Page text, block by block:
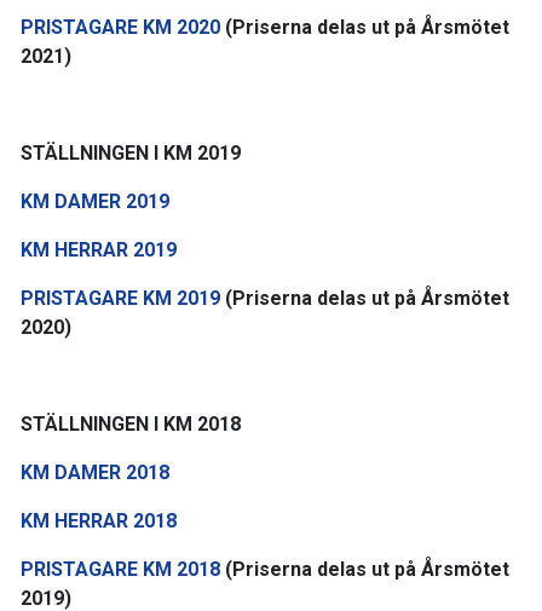
PRISTAGARE KM 2020 (Priserna delas ut på Årsmötet
2021)
STÄLLNINGEN I KM 2019
KM DAMER 2019
KM HERRAR 2019
PRISTAGARE KM 2019 (Priserna delas ut på Årsmötet
2020)
STÄLLNINGEN I KM 2018
KM DAMER 2018
KM HERRAR 2018
PRISTAGARE KM 2018 (Priserna delas ut på Årsmötet
2019)